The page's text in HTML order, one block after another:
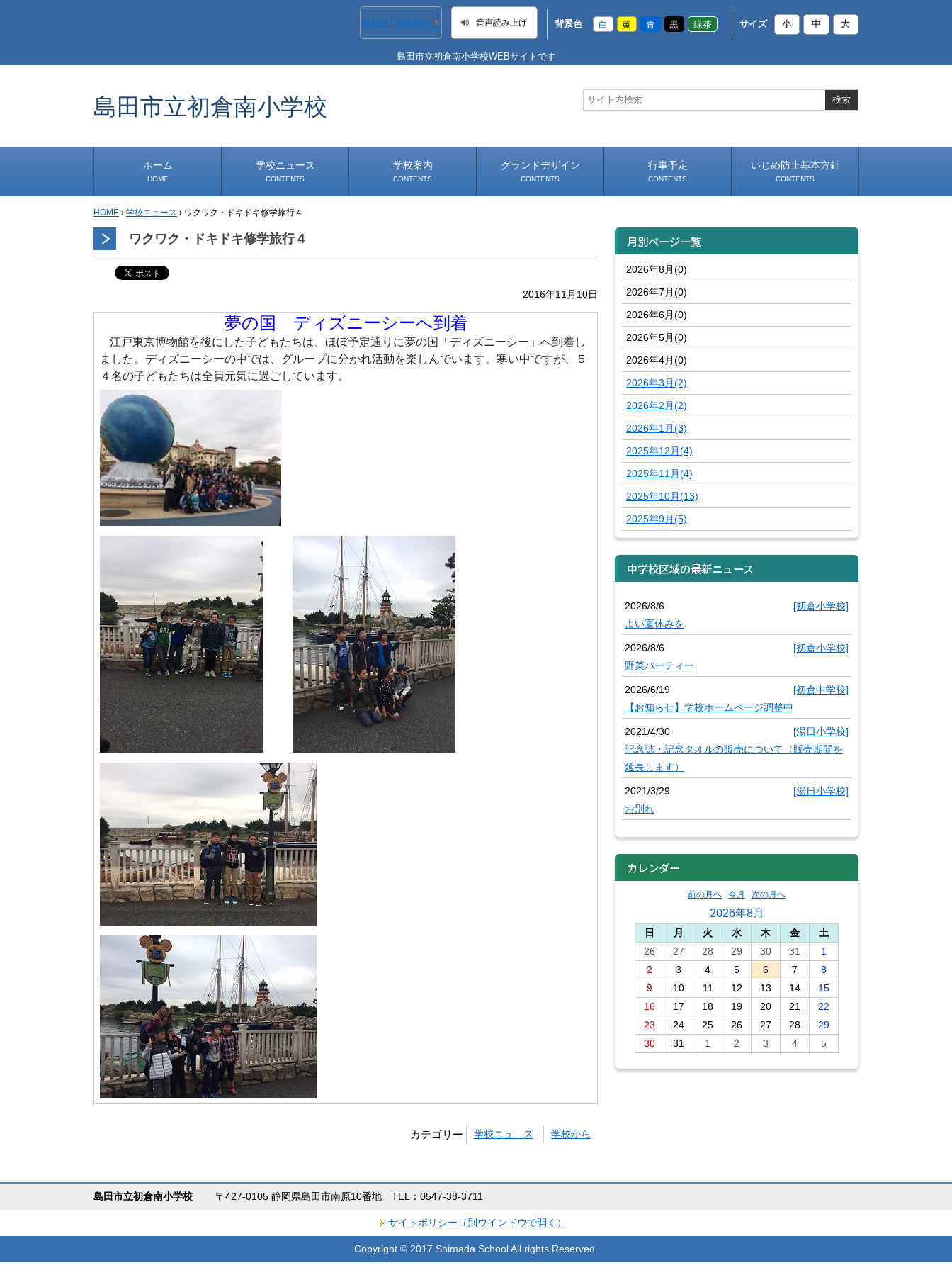
Select Language ▼ 音声読み上げ 背景色 白 黄 青 黒 緑茶 サイズ 小 中 大
島田市立初倉南小学校WEBサイトです
島田市立初倉南小学校
ホーム
HOME
学校ニュース
CONTENTS
学校から
安心・安全
1年生
2年生
3年生
4年生
5年生
6年生
事務・保健室から
児童会・部活から
研修
小中連携事業
その他
学校案内
CONTENTS
グランドデザイン
CONTENTS
行事予定
CONTENTS
いじめ防止基本方針
CONTENTS
HOME › 学校ニュース › ワクワク・ドキドキ修学旅行４
ワクワク・ドキドキ修学旅行４
2016年11月10日
夢の国 ディズニーシーへ到着
江戸東京博物館を後にした子どもたちは、ほぼ予定通りに夢の国「ディズニーシー」へ到着し
ました。ディズニーシーの中では、グループに分かれ活動を楽しんでいます。寒い中ですが、５
４名の子どもたちは全員元気に過ごしています。
カテゴリー 学校ニュ―ス 学校から
月別ページ一覧
2026年8月(0)
2026年7月(0)
2026年6月(0)
2026年5月(0)
2026年4月(0)
2026年3月(2)
2026年2月(2)
2026年1月(3)
2025年12月(4)
2025年11月(4)
2025年10月(13)
2025年9月(5)
中学校区域の最新ニュース
2026/8/6
[初倉小学校]
よい夏休みを
2026/8/6
[初倉小学校]
野菜パーティー
2026/6/19
[初倉中学校]
【お知らせ】学校ホームページ調整中
2021/4/30
[湯日小学校]
記念誌・記念タオルの販売について（販売期間を
延長します）
2021/3/29
[湯日小学校]
お別れ
カレンダー
前の月へ 今月 次の月へ
2026年8月
日 月 火 水 木 金
土
26
27 28 29 30 31
1
2
3 4 5 6 7
8
9
10 11 12 13 14
15
16
17 18 19 20 21
22
23
24 25 26 27 28
29
30
31 1 2 3 4 5
島田市立初倉南小学校 〒427-0105 静岡県島田市南原10番地 TEL：0547-38-3711
サイトポリシー（別ウインドウで開く）
Copyright © 2017 Shimada School All rights Reserved.